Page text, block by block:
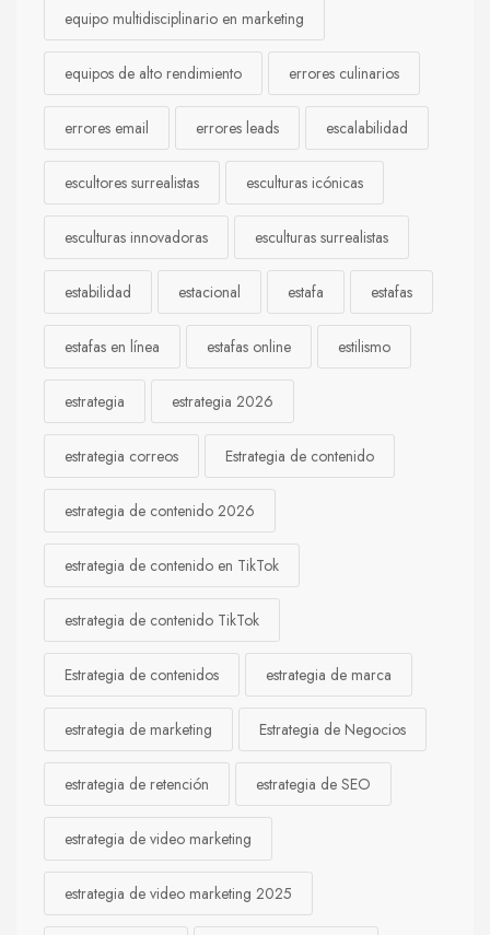
equipo multidisciplinario en marketing
equipos de alto rendimiento errores culinarios
errores email errores leads escalabilidad
escultores surrealistas esculturas icónicas
esculturas innovadoras esculturas surrealistas
estabilidad estacional estafa estafas
estafas en línea estafas online estilismo
estrategia estrategia 2026
estrategia correos Estrategia de contenido
estrategia de contenido 2026
estrategia de contenido en TikTok
estrategia de contenido TikTok
Estrategia de contenidos estrategia de marca
estrategia de marketing Estrategia de Negocios
estrategia de retención estrategia de SEO
estrategia de video marketing
estrategia de video marketing 2025